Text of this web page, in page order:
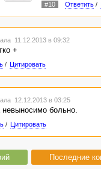
#10 Ответить/
11.12.2013 в 09:32
+
/ Цитировать
12.12.2013 в 03:25
больно.
/ Цитировать
Последние